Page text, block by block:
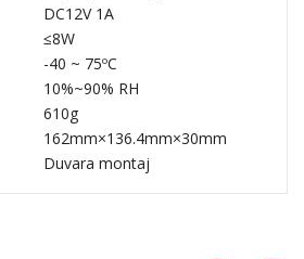
DC12V 1A
≤8W
-40 ~ 75ºC
10%~90% RH
610g
162mm×136.4mm×30mm
Duvara montaj